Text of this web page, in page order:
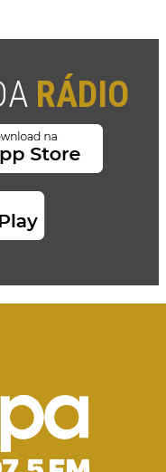
RÁDIO